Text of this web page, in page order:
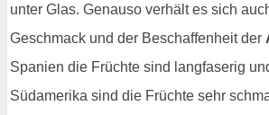
unter Glas. Genauso verhält es sich
Geschmack und der Beschaffenheit der
Spanien die Früchte sind langfaserig
Südamerika sind die Früchte sehr